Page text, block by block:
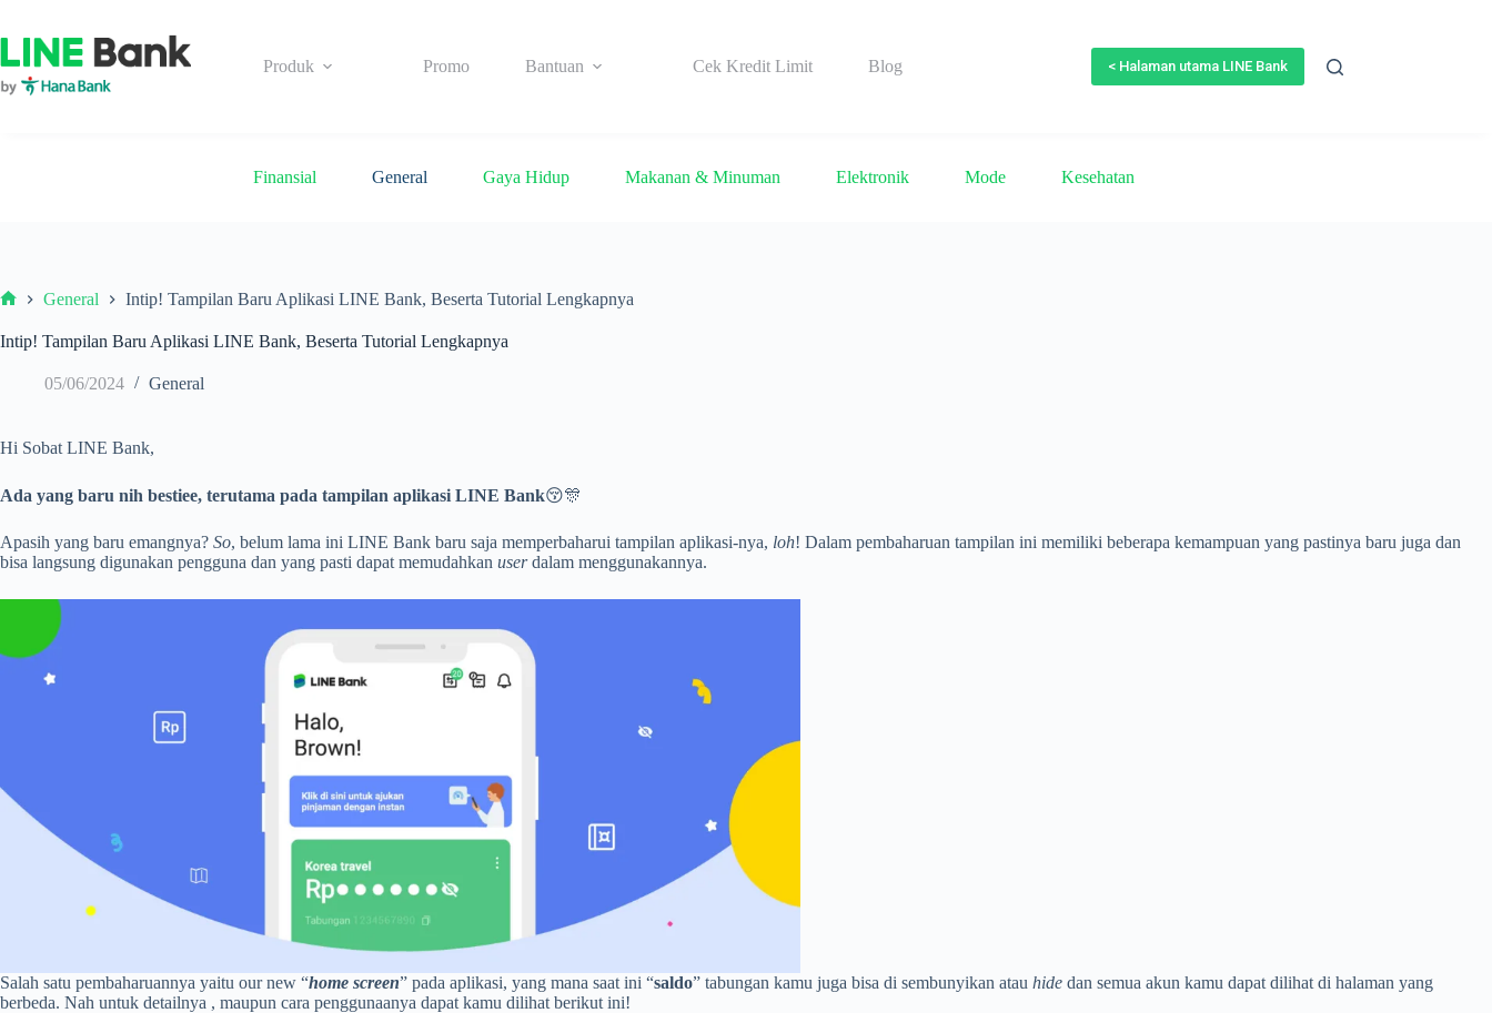
content
Produk
Promo Bantuan Cek Kredit Limit Blog < Halaman utama LINE Bank
Finansial General Gaya Hidup Makanan & Minuman Elektronik Mode Kesehatan
General Intip! Tampilan Baru Aplikasi LINE Bank, Beserta Tutorial Lengkapnya
Intip! Tampilan Baru Aplikasi LINE Bank, Beserta Tutorial Lengkapnya
05/06/2024 General
Hi Sobat LINE Bank,
Ada yang baru nih bestiee, terutama pada tampilan aplikasi LINE Bank😚🎊
Apasih yang baru emangnya? So, belum lama ini LINE Bank baru saja memperbaharui tampilan aplikasi-nya, loh! Dalam pembaharuan tampilan ini memiliki beberapa kemampuan yang pastinya baru juga dan
bisa langsung digunakan pengguna dan yang pasti dapat memudahkan userdalam menggunakannya.
Salah satu pembaharuannya yaitu our new “home screen” pada aplikasi, yang mana saat ini “saldo” tabungan kamu juga bisa di sembunyikan atau hide dan semua akun kamu dapat dilihat di halaman yang
berbeda. Nah untuk detailnya , maupun cara penggunaanya dapat kamu dilihat berikut ini!